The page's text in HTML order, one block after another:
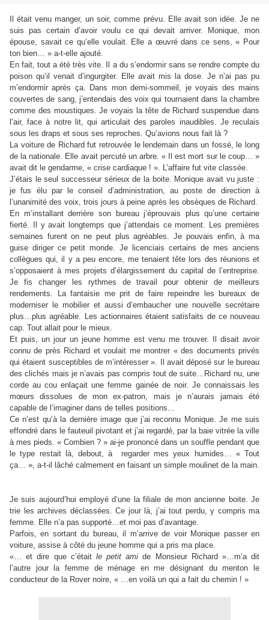
Il était venu manger, un soir, comme prévu. Elle avait son idée. Je ne
suis pas certain d’avoir voulu ce qui devait arriver. Monique, mon
épouse, savait ce qu’elle voulait. Elle a œuvré dans ce sens, « Pour
ton bien… » a-t-elle ajouté.
En fait, tout a été très vite. Il a du s’endormir sans se rendre compte du
poison qu’il venait d’ingurgiter. Elle avait mis la dose. Je n’ai pas pu
m’endormir après ça. Dans mon demi-sommeil, je voyais des mains
couvertes de sang, j’entendais des voix qui tournaient dans la chambre
comme des moustiques. Je voyais la tête de Richard suspendue dans
l’air, face à notre lit, qui articulait des paroles inaudibles. Je reculais
sous les draps et sous ses reproches. Qu’avions nous fait là ?
La voiture de Richard fut retrouvée le lendemain dans un fossé, le long
de la nationale. Elle avait percuté un arbre. « Il est mort sur le coup… »
avait dit le gendarme, « crise cardiaque ! ». L’affaire fut vite classée.
J’étais le seul successeur sérieux de la boite. Monique avait vu juste :
je fus élu par le conseil d’administration, au poste de direction à
l’unanimité des voix, trois jours à peine après les obsèques de Richard.
En m’installant derrière son bureau j’éprouvais plus qu’une certaine
fierté. Il y avait longtemps que j’attendais ce moment. Les premières
semaines furent on ne peut plus agréables. Je pouvais enfin, à ma
guise diriger ce petit monde. Je licenciais certains de mes anciens
collègues qui, il y a peu encore, me tenaient tête lors des réunions et
s’opposaient à mes projets d’élargissement du capital de l’entreprise.
Je fis changer les rythmes de travail pour obtenir de meilleurs
rendements. La fantaisie me prit de faire repeindre les bureaux de
moderniser le mobilier et aussi d’embaucher une nouvelle secrétaire
plus…plus agréable. Les actionnaires étaient satisfaits de ce nouveau
cap. Tout allait pour le mieux.
Et puis, un jour un jeune homme est venu me trouver. Il disait avoir
connu de près Richard et voulait me montrer « des documents privés
qui étaient susceptibles de m’intéresser ». Il avait déposé sur le bureau
des clichés mais je n’avais pas compris tout de suite…Richard nu, une
corde au cou enlaçait une femme gainée de noir. Je connaissais les
mœurs dissolues de mon ex-patron, mais je n’aurais jamais été
capable de l’imaginer dans de telles positions...
Ce n’est qu’à la dernière image que j’ai reconnu Monique. Je me suis
effondré dans le fauteuil pivotant et j’ai regardé, par la baie vitrée la ville
à mes pieds. « Combien ? » ai-je prononcé dans un souffle pendant que
le type restait là, debout, à
regarder mes yeux humides… « Tout
ça… », a-t-il lâché calmement en faisant un simple moulinet de la main.
Je suis aujourd’hui employé d’une la filiale de mon ancienne boite. Je
trie les archives déclassées. Ce jour là, j’ai tout perdu, y compris ma
femme. Elle n’a pas supporté…et moi pas d’avantage.
Parfois, en sortant du bureau, il m’arrive de voir Monique passer en
voiture, assise à côté du jeune homme qui a pris ma place.
«… et dire que c’était le petit ami de Monsieur Richard »…m’a dit
l’autre jour la femme de ménage en me désignant du menton le
conducteur de la Rover noire, « …en voilà un qui a fait du chemin ! »